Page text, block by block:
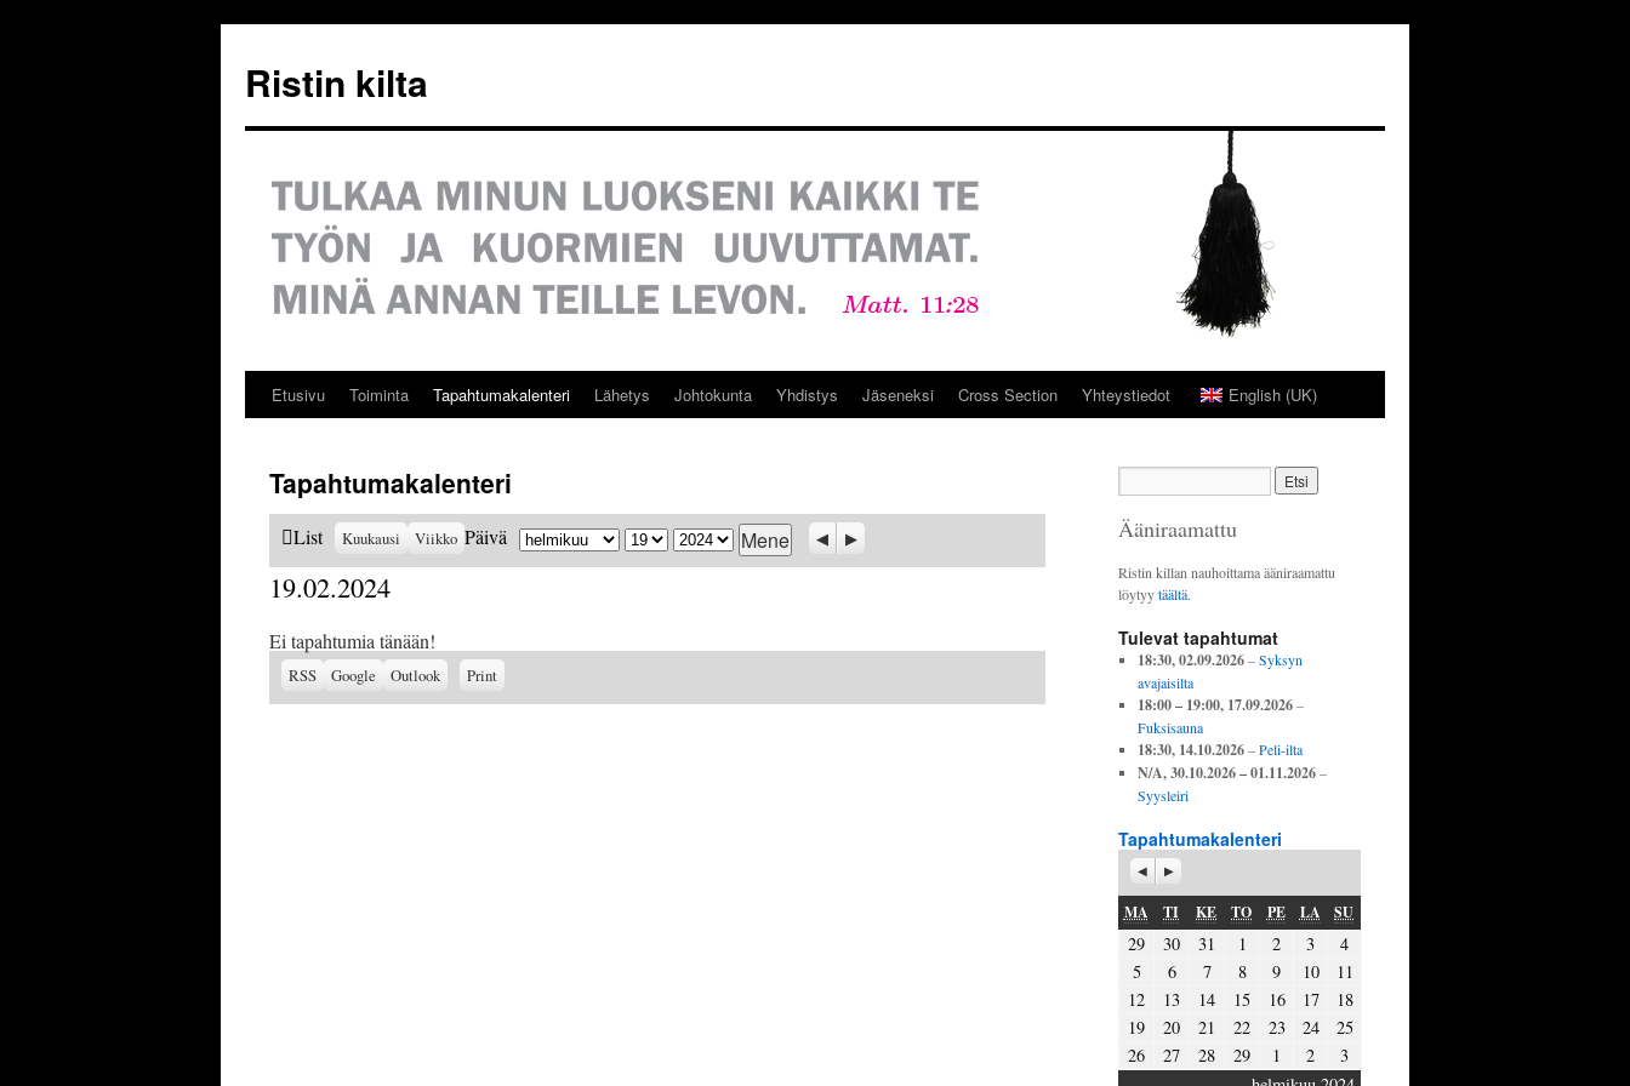
Ristin kilta
Etusivu Toiminta Tapahtumakalenteri Lähetys Johtokunta Yhdistys Jäseneksi Cross Section Yhteystiedot English (UK)
Tapahtumakalenteri
View
as
List Kuukausi Viikko Päivä Kuukausi PäiväVuosi Previous
Seuraava
19.02.2024
Ei tapahtumia tänään!
RSS
Subscribe
Google
Subscribe
Outlook Print
Ääniraamattu
Ristin killan nauhoittama ääniraamattu
löytyytäältä.
Tulevat tapahtumat
18:30,02.09.2026–Syksyn
avajaisilta
18:00 – 19:00, 17.09.2026–
Fuksisauna
18:30, 14.10.2026–Peli-ilta
N/A,30.10.2026 – 01.11.2026–
Syysleiri
Tapahtumakalenteri
e
i
S
u
r
a
a
v
MAMAANANTAI
TITIISTAI
KEKESKIVIIKKO
TOTORSTAI
PEPERJANTAI
LALAUANTAI
SUSUNNUNTAI
2929.01.2024
3030.01.2024
31 31.01.2024
1 01.02.2024
202.02.2024
303.02.2024
404.02.2024
505.02.2024
606.02.2024
707.02.2024
808.02.2024
909.02.2024
1010.02.2024
11
1212.02.2024
1313.02.2024
1414.02.2024
1515.02.2024
1616.02.2024
1717.02.2024
1818.02.2024
1919.02.2024
2020.02.2024
21 21.02.2024
2222.02.2024
2323.02.2024
2424.02.2024
2525.02.2024
2626.02.2024
2727.02.2024
2828.02.2024
2929.02.2024
1 01.03.2024
202.03.2024
303.03.2024